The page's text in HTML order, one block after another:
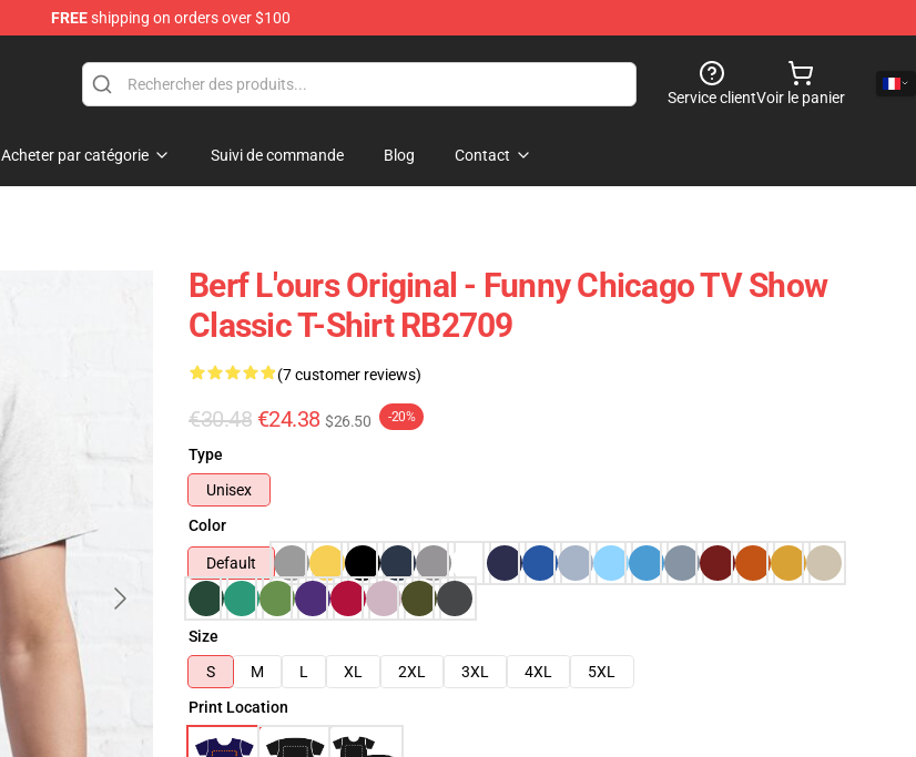
FREEshipping on orders over $100
Service clientVoir le panier
Acheter par catégorie Suivi de commande Blog Contact
Berf L'ours Original - Funny Chicago TV Show
Classic T-Shirt RB2709
(7 customer reviews)
€30.48 €24.38 $26.50 -20%
Type
Unisex
Color
Default
Size
S
M L XL 2XL 3XL 4XL
5XL
Print Location